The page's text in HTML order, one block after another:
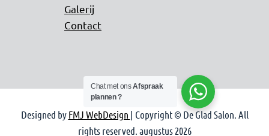
Galerij
Contact
Designed by FMJ WebDesign | Copyright © De Glad Salon. All
rights reserved. augustus 2026
Chat met onsAfspraak
plannen ?